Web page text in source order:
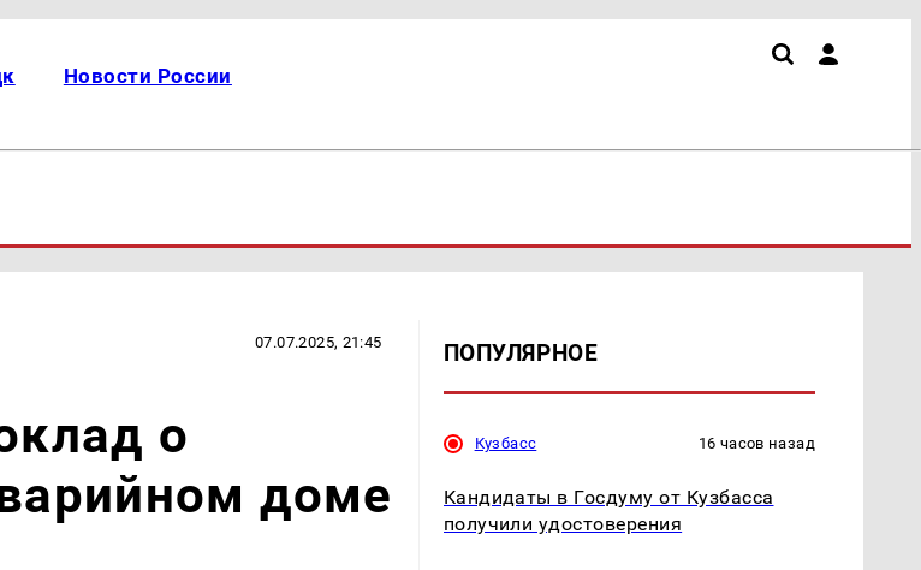
Новости России
07.07.2025, 21:45
о
доме
ПОПУЛЯРНОЕ
Кузбасс 16 часов назад
Кандидаты в Госдуму от Кузбасса
получили удостоверения